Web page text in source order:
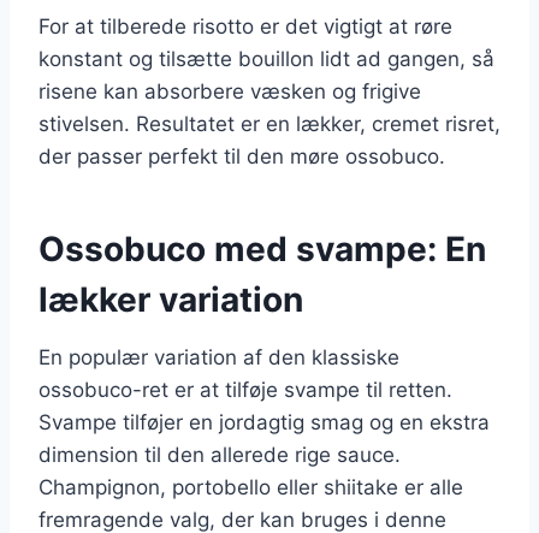
For at tilberede risotto er det vigtigt at røre
konstant og tilsætte bouillon lidt ad gangen, så
risene kan absorbere væsken og frigive
stivelsen. Resultatet er en lækker, cremet risret,
der passer perfekt til den møre ossobuco.
Ossobuco med svampe: En
lækker variation
En populær variation af den klassiske
ossobuco-ret er at tilføje svampe til retten.
Svampe tilføjer en jordagtig smag og en ekstra
dimension til den allerede rige sauce.
Champignon, portobello eller shiitake er alle
fremragende valg, der kan bruges i denne